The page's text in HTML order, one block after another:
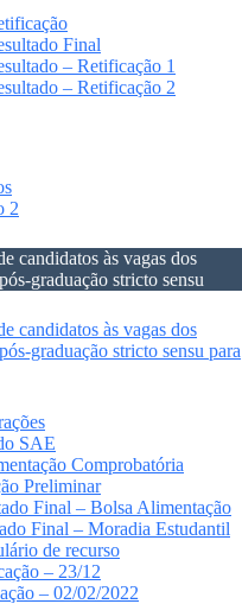
Final
– Retificação 1
– Retificação 2
2
candidatos às vagas dos
graduação stricto sensu
candidatos às vagas dos
graduação stricto sensu para
SAE
Comprobatória
Preliminar
Final – Bolsa Alimentação
Final – Moradia Estudantil
de recurso
– 23/12
– 02/02/2022